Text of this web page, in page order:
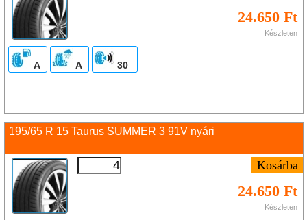
24.650 Ft
Készleten
A A 30
195/65 R 15 Taurus SUMMER 3 91V nyári
24.650 Ft
Készleten